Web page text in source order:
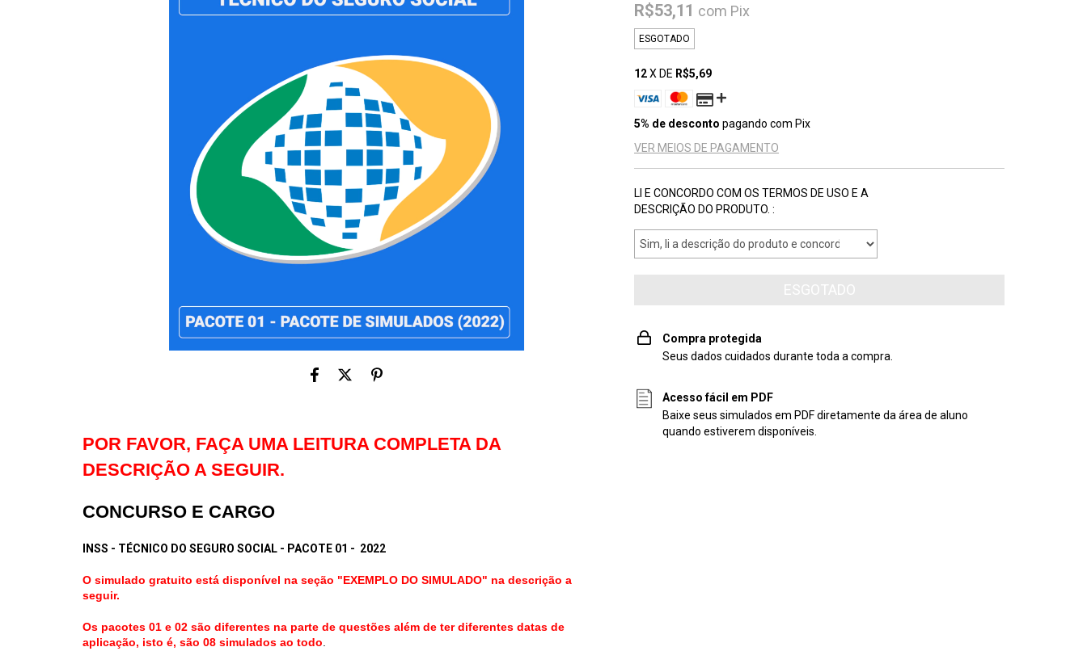
POR FAVOR, FAÇA UMA LEITURA COMPLETA DA
DESCRIÇÃO A SEGUIR.
CONCURSO E CARGO
INSS - TÉCNICO DO SEGURO SOCIAL - PACOTE 01 - 2022
O simulado gratuito está disponível na seção "EXEMPLO DO SIMULADO" na descrição a
seguir.
Os pacotes 01 e 02 são diferentes na parte de questões além de ter diferentes datas de
aplicação, isto é, são 08 simulados ao todo
R$53,11 com Pix
ESGOTADO
12X DE R$5,69
5% de desconto pagando com Pix
VER MEIOS DE PAGAMENTO
LI E CONCORDO COM OS TERMOS DE USO E A
DESCRIÇÃO DO PRODUTO. :
Compra protegida
Seus dados cuidados durante toda a compra.
Acesso fácil em PDF
Baixe seus simulados em PDF diretamente da área de aluno
quando estiverem disponíveis.